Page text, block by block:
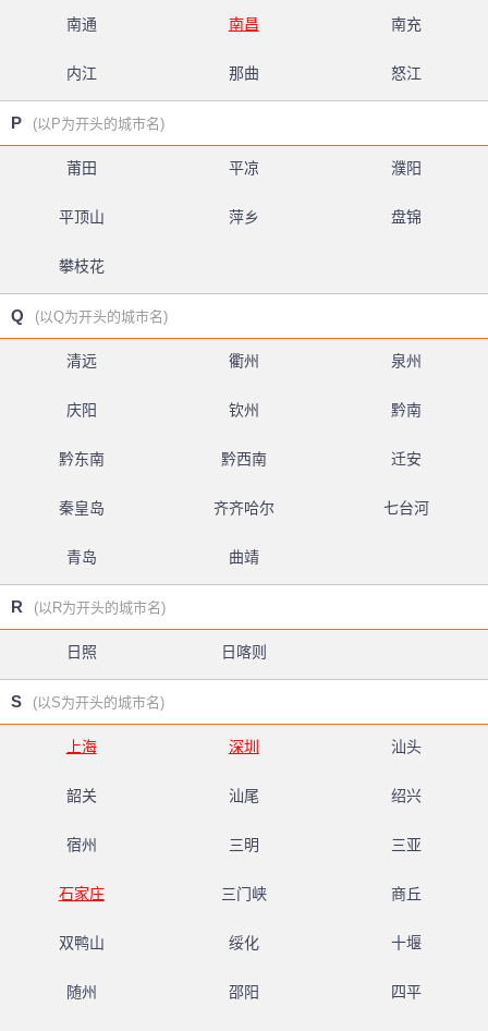
南通 南昌 南充
内江 那曲 怒江
P (以P为开头的城市名)
莆田 平凉 濮阳
平顶山 萍乡 盘锦
攀枝花
Q (以Q为开头的城市名)
清远 衢州 泉州
庆阳 钦州 黔南
黔东南 黔西南 迁安
秦皇岛 齐齐哈尔 七台河
青岛 曲靖
R (以R为开头的城市名)
日照 日喀则
S (以S为开头的城市名)
上海 深圳 汕头
韶关 汕尾 绍兴
宿州 三明 三亚
石家庄 三门峡 商丘
双鸭山 绥化 十堰
随州 邵阳 四平